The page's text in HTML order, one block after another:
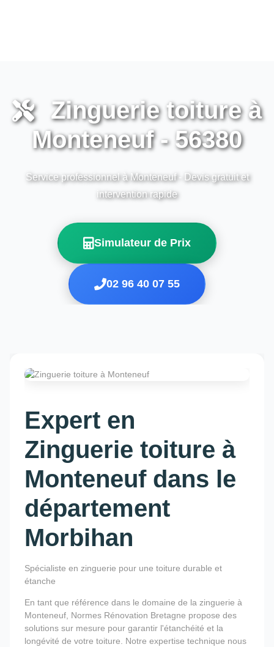
Zinguerie toiture à
Monteneuf - 56380
Service professionnel à Monteneuf - Devis gratuit et
intervention rapide
Simulateur de Prix
02 96 40 07 55
Expert en
Zinguerie toiture à
Monteneuf dans le
département
Morbihan
Spécialiste en zinguerie pour une toiture durable et
étanche
En tant que référence dans le domaine de la zinguerie à
Monteneuf, Normes Rénovation Bretagne propose des
solutions sur mesure pour garantir l'étanchéité et la
longévité de votre toiture. Notre expertise technique nous